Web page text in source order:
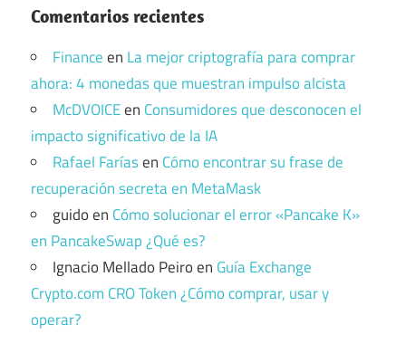
Comentarios recientes
Financeen La mejor criptografía para comprar
ahora: 4 monedas que muestran impulso alcista
McDVOICEen Consumidores que desconocen el
impacto significativo de la IA
Rafael Faríasen Cómo encontrar su frase de
recuperación secreta en MetaMask
guidoen Cómo solucionar el error «Pancake K»
en PancakeSwap ¿Qué es?
Ignacio Mellado Peiroen Guía Exchange
Crypto.com CRO Token ¿Cómo comprar, usar y
operar?